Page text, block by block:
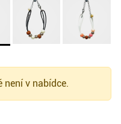
není v nabídce.